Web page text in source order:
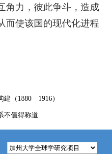
角力，彼此争斗，造成
而使该国的现代化进程
（1880—1916）
不值得称道